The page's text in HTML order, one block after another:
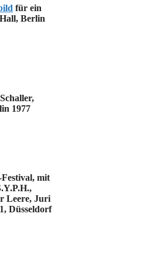
für ein
Berlin
1977
mit
Leere, Juri
Düsseldorf